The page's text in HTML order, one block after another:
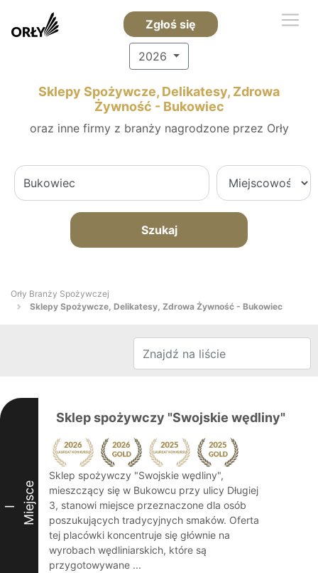
Zgłoś się
2026
Sklepy Spożywcze, Delikatesy, Zdrowa
Żywność - Bukowiec
oraz inne firmy z branży nagrodzone przez Orły
Szukaj
Orły Branży Spożywczej
Sklepy Spożywcze, Delikatesy, Zdrowa Żywność - Bukowiec
I Miejsce
Sklep spożywczy "Swojskie wędliny"
Sklep spożywczy "Swojskie wędliny",
mieszczący się w Bukowcu przy ulicy Długiej
3, stanowi miejsce przeznaczone dla osób
poszukujących tradycyjnych smaków. Oferta
tej placówki koncentruje się głównie na
wyrobach wędliniarskich, które są
przygotowywane ...